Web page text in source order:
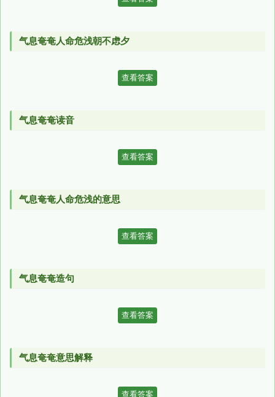
气息奄奄人命危浅朝不虑夕
查看答案
气息奄奄读音
查看答案
气息奄奄人命危浅的意思
查看答案
气息奄奄造句
查看答案
气息奄奄意思解释
查看答案